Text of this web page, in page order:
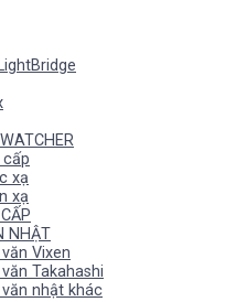
xạ
xạ
NHẬT
Vixen
Takahashi
nhật khác